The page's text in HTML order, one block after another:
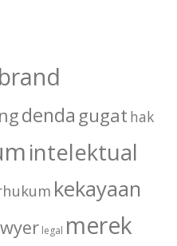
brand
denda gugat hak
intelektual
kekayaan
legal merek